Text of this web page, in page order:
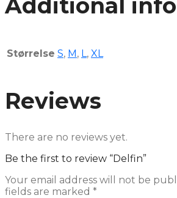
Additional
Størrelse S, M , L, XL
Reviews
There are no reviews yet.
Be the first to review “Delfin”
Your email address will not be
fields are marked *